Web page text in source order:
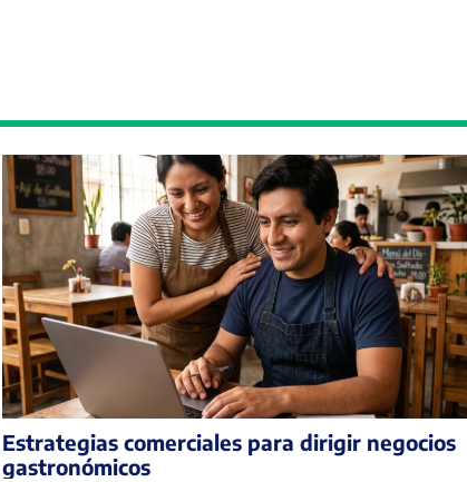
Estrategias comerciales para dirigir negocios
gastronómicos